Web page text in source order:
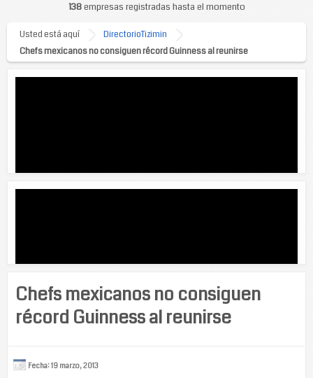
138empresas registradas hasta el momento
Usted está aquí
DirectorioTizimin
Chefs mexicanos no consiguen récord Guinness al reunirse
Chefs mexicanos no consiguen
récord Guinness al reunirse
Fecha: 19 marzo, 2013